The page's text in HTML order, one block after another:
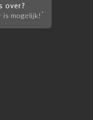
over?
is mogelijk! *